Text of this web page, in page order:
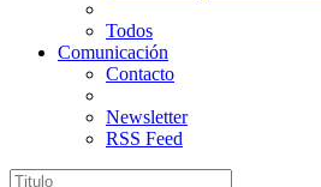
Todos
Comunicación
Contacto
Newsletter
RSS Feed